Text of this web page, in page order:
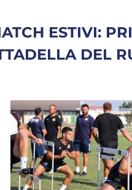
ESTIVI:
DEL